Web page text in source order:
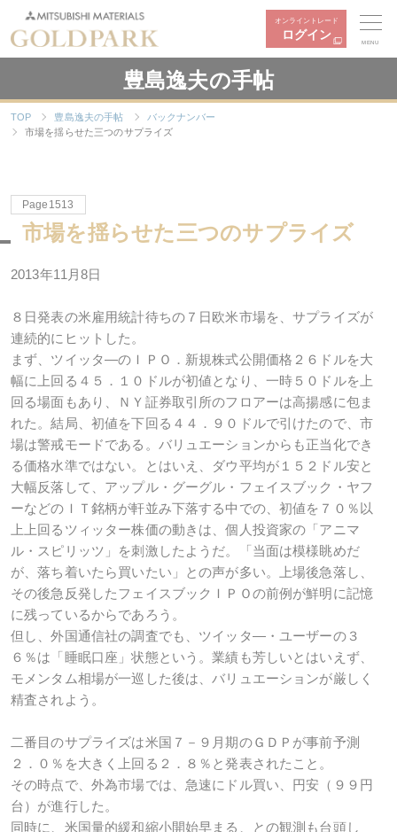
オンライントレード
ログイン
MENU
豊島逸夫の手帖
TOP 豊島逸夫の手帖
バックナンバー
市場を揺らせた三つのサプライズ
Page1513
市場を揺らせた三つのサプライズ
2013年11月8日
８日発表の米雇用統計待ちの７日欧米市場を、サプライズが
連続的にヒットした。
まず、ツイッタ―のＩＰＯ．新規株式公開価格２６ドルを大
幅に上回る４５．１０ドルが初値となり、一時５０ドルを上
回る場面もあり、ＮＹ証券取引所のフロアーは高揚感に包ま
れた。結局、初値を下回る４４．９０ドルで引けたので、市
場は警戒モードである。バリュエーションからも正当化でき
る価格水準ではない。とはいえ、ダウ平均が１５２ドル安と
大幅反落して、アップル・グーグル・フェイスブック・ヤフ
ーなどのＩＴ銘柄が軒並み下落する中での、初値を７０％以
上上回るツィッター株価の動きは、個人投資家の「アニマ
ル・スピリッツ」を刺激したようだ。「当面は模様眺めだ
が、落ち着いたら買いたい」との声が多い。上場後急落し、
その後急反発したフェイスブックＩＰＯの前例が鮮明に記憶
に残っているからであろう。
但し、外国通信社の調査でも、ツイッタ―・ユーザーの３
６％は「睡眠口座」状態という。業績も芳しいとはいえず、
モメンタム相場が一巡した後は、バリュエーションが厳しく
精査されよう。
二番目のサプライズは米国７－９月期のＧＤＰが事前予測
２．０％を大きく上回る２．８％と発表されたこと。
その時点で、外為市場では、急速にドル買い、円安（９９円
台）が進行した。
同時に、米国量的緩和縮小開始早まる、との観測も台頭し